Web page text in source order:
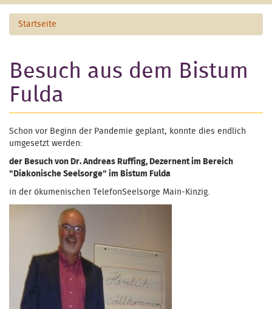
Startseite
Besuch aus dem Bistum
Fulda
Schon vor Beginn der Pandemie geplant, konnte dies endlich
umgesetzt werden:
der Besuch von Dr. Andreas Ruffing, Dezernent im Bereich
"Diakonische Seelsorge" im Bistum Fulda
in der ökumenischen TelefonSeelsorge Main-Kinzig.